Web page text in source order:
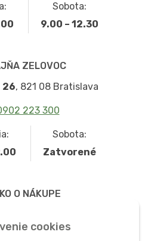
cookies
Sobota:
9.00 – 12.30
ZELOVOC
26, 821 08 Bratislava
223 300
Sobota:
Zatvorené
O NÁKUPE